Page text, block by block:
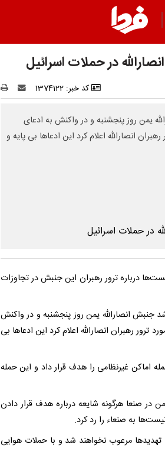
در حملات اسرائیل
کد خبر: 1374122
یمن روز پنجشنبه و در واکنش به ادعای
انصارالله اعلام کرد این ادعاها بی پایه و
درباره ترور رهبران این جنبش در تجاوزات
جنبش انصارالله یمن روز پنجشنبه و در واکنش
ترور رهبران انصارالله اعلام کرد این ادعاها بی
اماکن غیرنظامی را هدف قرار داد و این حمله
در صنعا هرگونه شایعه درباره هدف قرار دادن
به صنعاء را رد کرد.
مرعوب نخواهند شد و با حملات هوایی